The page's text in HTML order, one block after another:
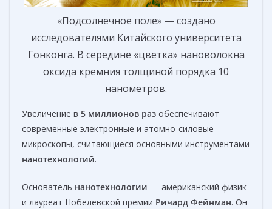
«Подсолнечное поле» — создано
исследователями Китайского университета
Гонконга. В середине «цветка» нановолокна
оксида кремния толщиной порядка 10
нанометров.
Увеличение в 5 миллионов раз обеспечивают
современные электронные и атомно-силовые
микроскопы, считающиеся основными инструментами
нанотехнологий.
Основатель нанотехнологии — американский физик
и лауреат Нобелевской премии Ричард Фейнман. Он